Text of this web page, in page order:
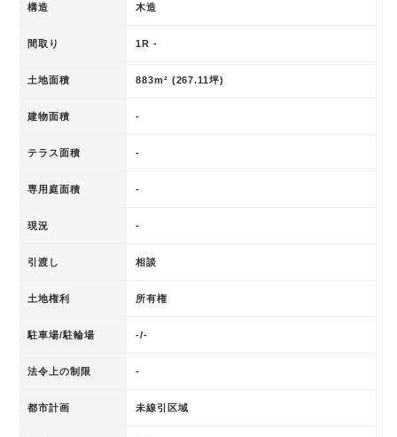
構造 木造
間取り 1R -
土地面積 883m² (267.11坪)
建物面積 -
テラス面積 -
専用庭面積 -
現況 -
引渡し 相談
土地権利 所有権
駐車場/駐輪場 -/-
法令上の制限 -
都市計画 未線引区域